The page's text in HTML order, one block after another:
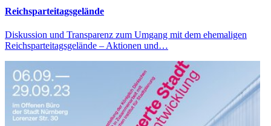
Reichsparteitagsgelände
Diskussion und Transparenz zum Umgang mit dem ehemaligen
Reichsparteitagsgelände – Aktionen und…